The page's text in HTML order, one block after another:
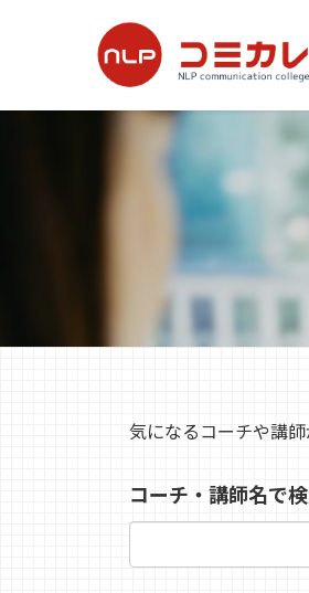
気になるコーチや講
コーチ・講師名で